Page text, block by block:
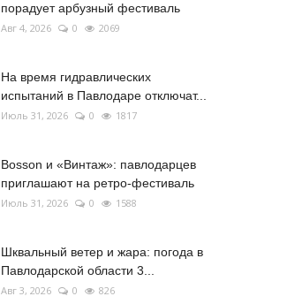
порадует арбузный фестиваль
Авг 4, 2026 0 2069
На время гидравлических
испытаний в Павлодаре отключат...
Июль 31, 2026 0 1817
Bosson и «Винтаж»: павлодарцев
приглашают на ретро-фестиваль
Июль 31, 2026 0 1588
Шквальный ветер и жара: погода в
Павлодарской области 3...
Авг 3, 2026 0 826